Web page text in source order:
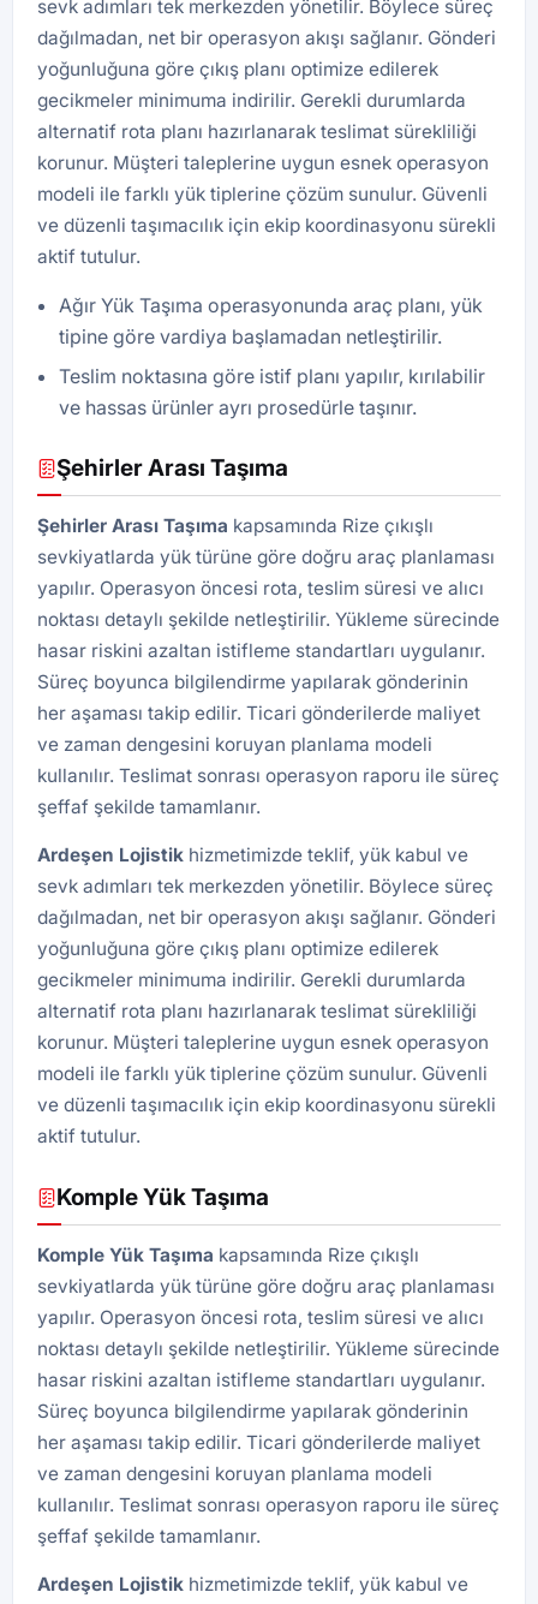
sevk adımları tek merkezden yönetilir. Böylece süreç
dağılmadan, net bir operasyon akışı sağlanır. Gönderi
yoğunluğuna göre çıkış planı optimize edilerek
gecikmeler minimuma indirilir. Gerekli durumlarda
alternatif rota planı hazırlanarak teslimat sürekliliği
korunur. Müşteri taleplerine uygun esnek operasyon
modeli ile farklı yük tiplerine çözüm sunulur. Güvenli
ve düzenli taşımacılık için ekip koordinasyonu sürekli
aktif tutulur.
Ağır Yük Taşıma operasyonunda araç planı, yük
tipine göre vardiya başlamadan netleştirilir.
Teslim noktasına göre istif planı yapılır, kırılabilir
ve hassas ürünler ayrı prosedürle taşınır.
Şehirler Arası Taşıma
Şehirler Arası Taşıma kapsamında Rize çıkışlı
sevkiyatlarda yük türüne göre doğru araç planlaması
yapılır. Operasyon öncesi rota, teslim süresi ve alıcı
noktası detaylı şekilde netleştirilir. Yükleme sürecinde
hasar riskini azaltan istifleme standartları uygulanır.
Süreç boyunca bilgilendirme yapılarak gönderinin
her aşaması takip edilir. Ticari gönderilerde maliyet
ve zaman dengesini koruyan planlama modeli
kullanılır. Teslimat sonrası operasyon raporu ile süreç
şeffaf şekilde tamamlanır.
Ardeşen Lojistik hizmetimizde teklif, yük kabul ve
sevk adımları tek merkezden yönetilir. Böylece süreç
dağılmadan, net bir operasyon akışı sağlanır. Gönderi
yoğunluğuna göre çıkış planı optimize edilerek
gecikmeler minimuma indirilir. Gerekli durumlarda
alternatif rota planı hazırlanarak teslimat sürekliliği
korunur. Müşteri taleplerine uygun esnek operasyon
modeli ile farklı yük tiplerine çözüm sunulur. Güvenli
ve düzenli taşımacılık için ekip koordinasyonu sürekli
aktif tutulur.
Komple Yük Taşıma
Komple Yük Taşıma kapsamında Rize çıkışlı
sevkiyatlarda yük türüne göre doğru araç planlaması
yapılır. Operasyon öncesi rota, teslim süresi ve alıcı
noktası detaylı şekilde netleştirilir. Yükleme sürecinde
hasar riskini azaltan istifleme standartları uygulanır.
Süreç boyunca bilgilendirme yapılarak gönderinin
her aşaması takip edilir. Ticari gönderilerde maliyet
ve zaman dengesini koruyan planlama modeli
kullanılır. Teslimat sonrası operasyon raporu ile süreç
şeffaf şekilde tamamlanır.
Ardeşen Lojistik hizmetimizde teklif, yük kabul ve